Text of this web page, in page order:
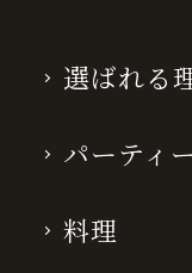
選ばれる
パーティ
料理